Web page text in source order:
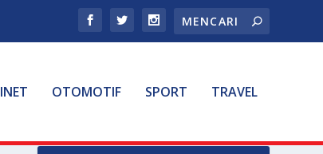
INET OTOMOTIF SPORT TRAVEL